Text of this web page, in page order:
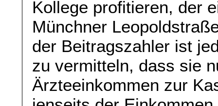
Kollege profitieren, der
Münchner
der Beitragszahler ist
zu vermitteln, dass sie
Ärzteeinkommen zur